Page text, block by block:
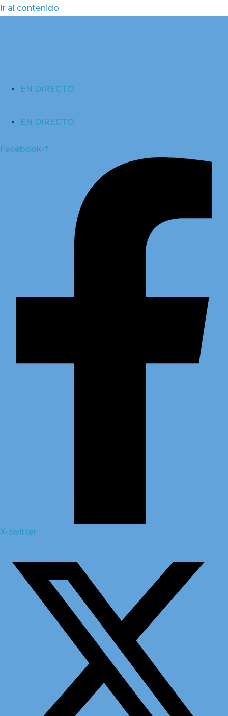
Ir al contenido
EN DIRECTO
EN DIRECTO
Facebook-f
X-twitter